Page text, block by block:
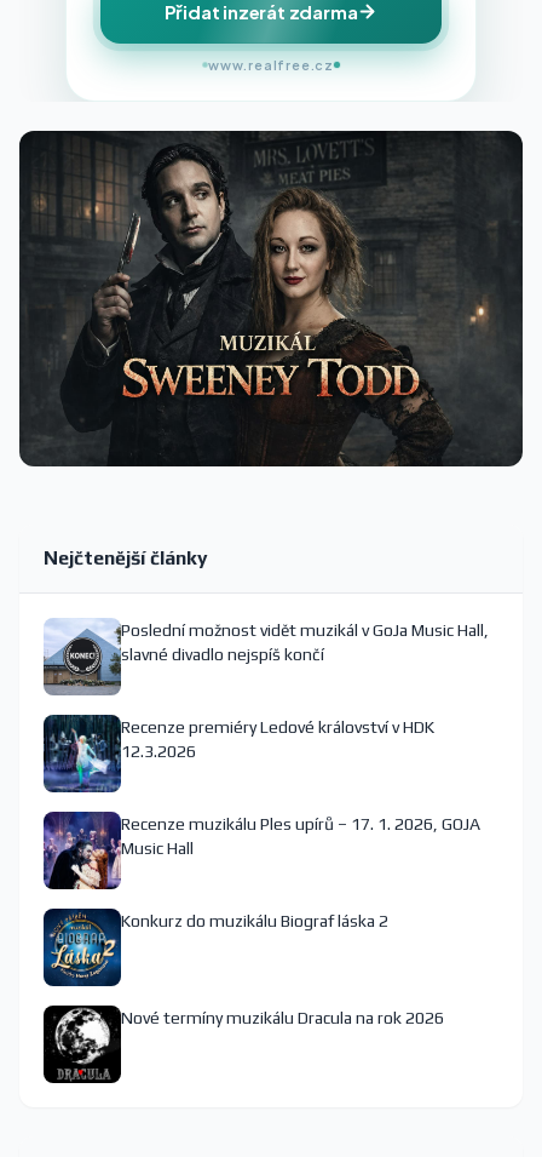
Přidat inzerát zdarma
www.realfree.cz
Nejčtenější články
Poslední možnost vidět muzikál v GoJa Music Hall,
slavné divadlo nejspíš končí
Recenze premiéry Ledové království v HDK
12.3.2026
Recenze muzikálu Ples upírů – 17. 1. 2026, GOJA
Music Hall
Konkurz do muzikálu Biograf láska 2
Nové termíny muzikálu Dracula na rok 2026